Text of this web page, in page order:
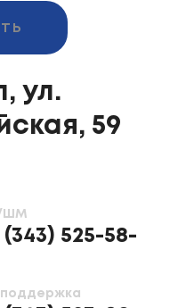
ул.
59
ШМ
(343) 525-58-